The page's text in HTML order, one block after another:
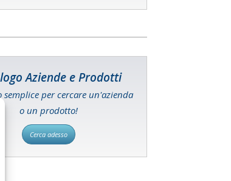
Aziende e Prodotti
semplice per cercare un'azienda
o un prodotto!
Cerca adesso